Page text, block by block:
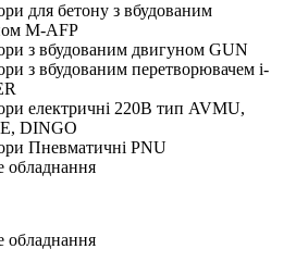
для бетону з вбудованим
M-AFP
з вбудованим двигуном GUN
з вбудованим перетворювачем i-
електричні 220B тип AVMU,
DINGO
Пневматичні PNU
обладнання
обладнання